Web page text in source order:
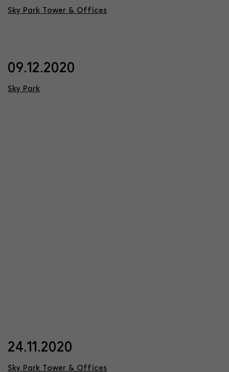
Sky Park Tower & Offices
09.12.2020
Sky Park
24.11.2020
Sky Park Tower & Offices